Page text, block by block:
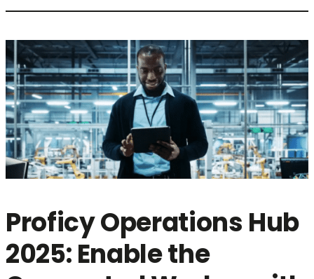
Proficy Operations Hub
2025: Enable the